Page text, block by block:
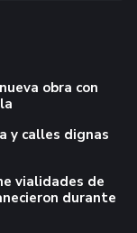
obra con
y calles dignas
vialidades de
durante